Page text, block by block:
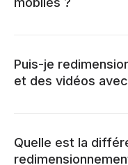
Puis-je
et des vidéos
Quelle est la